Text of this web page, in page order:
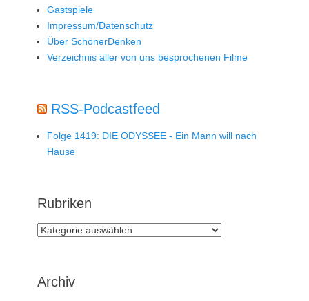
Gastspiele
Impressum/Datenschutz
Über SchönerDenken
Verzeichnis aller von uns besprochenen Filme
RSS-Podcastfeed
Folge 1419: DIE ODYSSEE - Ein Mann will nach
Hause
Rubriken
Rubriken
Archiv